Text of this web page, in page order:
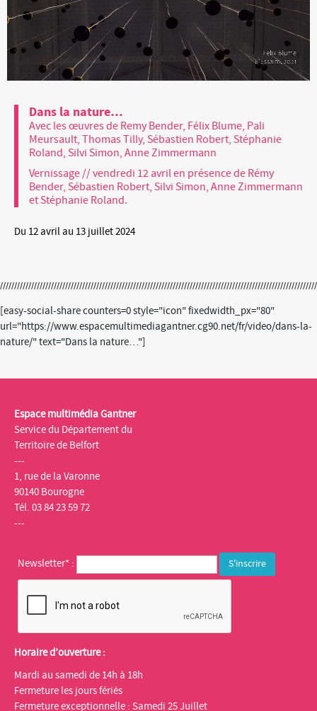
Dans la nature…
Avec les œuvres de Remy Bender, Félix Blume, Pali
Meursault, Thomas Tilly, Sébastien Robert, Stéphanie
Roland, Silvi Simon, Anne Zimmermann
Vernissage // vendredi 12 avril en présence de Rémy
Bender, Sébastien Robert, Silvi Simon, Anne Zimmermann
et Stéphanie Roland.
Du 12 avril au 13 juillet 2024
[easy-social-share counters=0 style="icon" fixedwidth_px="80"
url="https://www.espacemultimediagantner.cg90.net/fr/video/dans-la-
nature/" text="Dans la nature…"]
Espace multimédia Gantner
Service du Département du
Territoire de Belfort
---
1, rue de la Varonne
90140 Bourogne
Tél. 03 84 23 59 72
---
Newsletter* :
Horaire d’ouverture :
Mardi au samedi de 14h à 18h
Fermeture les jours fériés
Fermeture exceptionnelle : Samedi 25 Juillet